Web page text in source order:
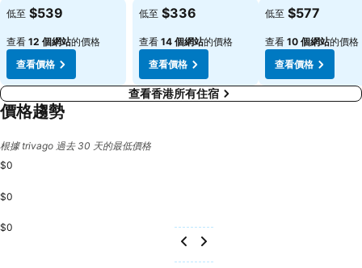
查看價格
低至 $539
查看 12 個網站的價格
查看價格
查看價格
低至 $336
查看 14 個網站的價格
查看價格
查看價格
低至 $577
查看 10 個網站的價格
查看價格
查看香港所有住宿
價格趨勢
根據 trivago 過去 30 天的最低價格
$0
$0
$0